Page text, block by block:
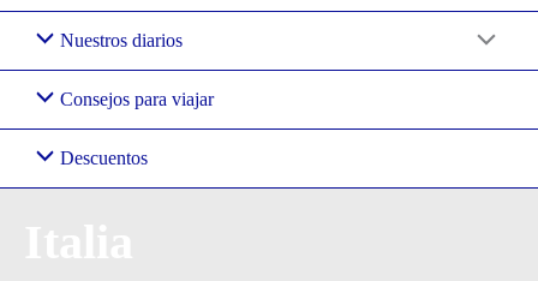
Nuestros diarios
Consejos para viajar
Descuentos